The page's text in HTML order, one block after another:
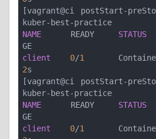
[vagrant@ci postStart-
NAME
      READY
STATUS
client
0/1
2s
[vagrant@ci postStart-
NAME
      READY
STATUS
client
0/1